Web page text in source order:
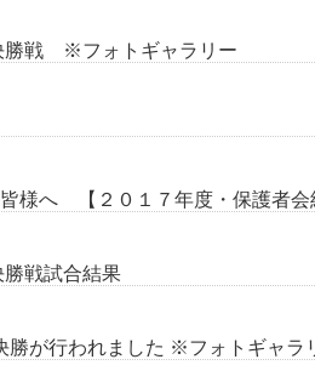
勝戦 ※フォトギャラリー
様へ 【２０１７年度・保護者会
戦試合結果
勝が行われました ※フォトギャラ